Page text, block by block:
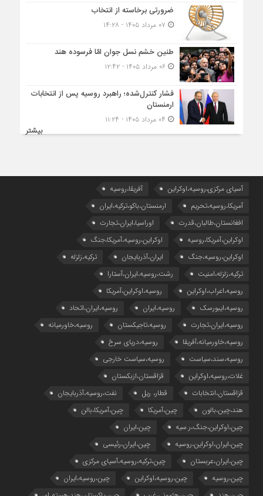
ضرورتی برخاسته از انتخاب
طنین خشم نسل جوان امّا فرسوده هند
۰۶ مرداد ۱۴۰۵ - ۱۲:۴۲
فشار کنترل‌شده؛ راهبرد روسیه پس از انتخابات
ارمنستان
بیشتر
آسیای مرکزی،روسیه،اوکراین
آفریقا،روسیه
آمریکا،روسیه،تحریم
ارمنستان،باکو،ترکیه،ایران
افغانستان،طالبان،قدرت
اوراسیا،ایران،تجارت
اوکراین،آمریکا،روسیه
اوکراین،روسیه،آمریکا،جنگ
اوکراین،روسیه،جنگ
ایران،آذربایجان
ترکیه،زلزله
ترکیه،زلزله،امنیت
رشت،روسیه،ایران،آستارا
روسیه،اعراب،اوکراین
روسیه،اوکراین،آمریکا
روسیه،ایبورسک
روسیه،ایران
روسیه،ایران،اتحاد
روسیه،ایران،تجارت
روسیه،تاجیکستان
روسیه،خاورمیانه
روسیه،خاورمیانه،آفریقا
روسیه،دریای سرخ
روسیه،سند،سیاست
روسیه،سیاست خارجی
غلات،روسیه،اوکراین
قزاقستان،ازبکستان
قزاقستان،انتخابات
قطار، ریل
نفت،روسیه،آذربایجان
هند،چین،بالون
چین،آمریکا
چین،آمریکا،بالن
چین،اوکراین،جنگ،ر.سیه
چین،ایران
چین،ایران،اوکراین،روسیه
چین،ایران،رئیسی
چین،ایران،عربستان
چین،ترکیه،روسیه،آسیای مرکزی
چین،روسیه
چین،روسیه،اوکراین
چین،روسیه،ایران